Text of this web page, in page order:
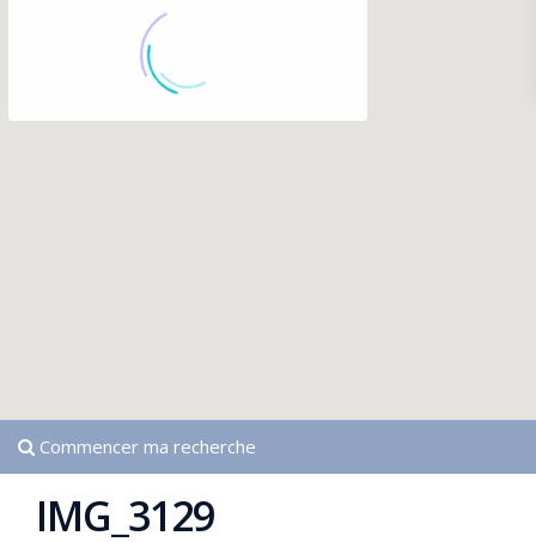
Commencer ma recherche
IMG_3129